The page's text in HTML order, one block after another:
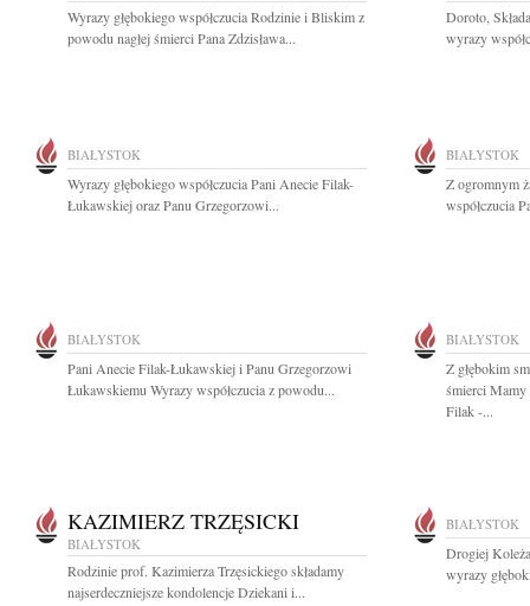
Wyrazy głębokiego współczucia Rodzinie i Bliskim z
powodu nagłej śmierci Pana Zdzisława...
Doroto,
wyrazy
BIAŁYSTOK
Wyrazy głębokiego współczucia Pani Anecie Filak-
Łukawskiej oraz Panu Grzegorzowi...
BIAŁYSTOK
Z ogromnym
współczucia
BIAŁYSTOK
Pani Anecie Filak-Łukawskiej i Panu Grzegorzowi
Łukawskiemu Wyrazy współczucia z powodu...
BIAŁYSTOK
Z głębokim
śmierci
Filak -...
KAZIMIERZ TRZĘSICKI
BIAŁYSTOK
Rodzinie prof. Kazimierza Trzęsickiego składamy
najserdeczniejsze kondolencje Dziekani i...
BIAŁYSTOK
Drogiej
wyrazy